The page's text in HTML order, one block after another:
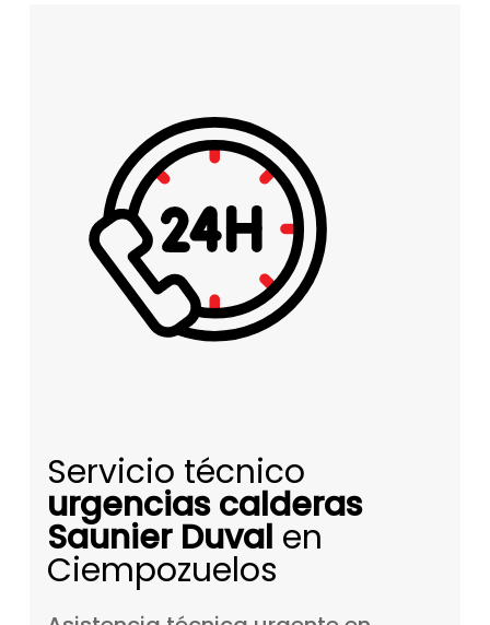
Servicio técnico
urgencias calderas
Saunier Duval en
Ciempozuelos